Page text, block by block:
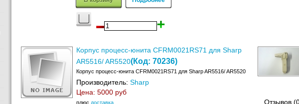
Корпус процесс-юнита CFRM0021RS71 для Sharp
AR5516/ AR5520(Код: 70236)
Корпус процесс-юнита CFRM0021RS71 для Sharp AR5516/ AR5520
Производитель: Sharp
Цена: 5000 руб
плюс доставка Отзывов